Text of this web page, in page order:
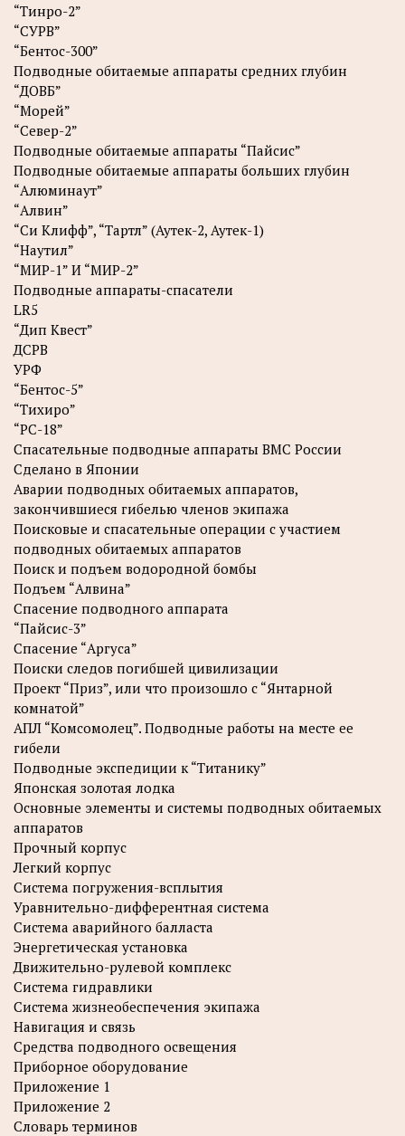
“Тинро-2”
“СУРВ”
“Бентос-300”
Подводные обитаемые аппараты средних глубин
“ДОВБ”
“Морей”
“Север-2”
Подводные обитаемые аппараты “Пайсис”
Подводные обитаемые аппараты больших глубин
“Алюминаут”
“Алвин”
“Си Клифф”, “Тартл” (Аутек-2, Аутек-1)
“Наутил”
“МИР-1” И “МИР-2”
Подводные аппараты-спасатели
LR5
“Дип Квест”
ДСРВ
УРФ
“Бентос-5”
“Тихиро”
“РС-18”
Спасательные подводные аппараты ВМС России
Сделано в Японии
Аварии подводных обитаемых аппаратов,
закончившиеся гибелью членов экипажа
Поисковые и спасательные операции с участием
подводных обитаемых аппаратов
Поиск и подъем водородной бомбы
Подъем “Алвина”
Спасение подводного аппарата
“Пайсис-3”
Спасение “Аргуса”
Поиски следов погибшей цивилизации
Проект “Приз”, или что произошло с “Янтарной
комнатой”
АПЛ “Комсомолец”. Подводные работы на месте ее
гибели
Подводные экспедиции к “Титанику”
Японская золотая лодка
Основные элементы и системы подводных обитаемых
аппаратов
Прочный корпус
Легкий корпус
Система погружения-всплытия
Уравнительно-дифферентная система
Система аварийного балласта
Энергетическая установка
Движительно-рулевой комплекс
Система гидравлики
Система жизнеобеспечения экипажа
Навигация и связь
Средства подводного освещения
Приборное оборудование
Приложение 1
Приложение 2
Словарь терминов